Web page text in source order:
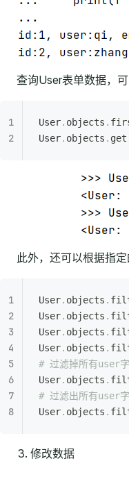
查询User表单数据，可
User. objects .
User. objects . get
此外，还可以根据指
User. objects .
User. objects .
User. objects .
User. objects .
# 过滤掉所有user
User. objects .
# 过滤出所有user
User. objects .
修改数据